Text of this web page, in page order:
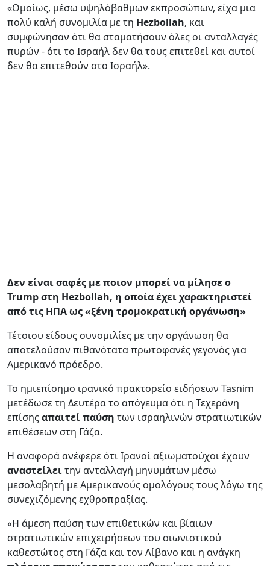
«Ομοίως, μέσω υψηλόβαθμων εκπροσώπων, είχα μια
πολύ καλή συνομιλία με τη Hezbollah, και
συμφώνησαν ότι θα σταματήσουν όλες οι ανταλλαγές
πυρών - ότι το Ισραήλ δεν θα τους επιτεθεί και αυτοί
δεν θα επιτεθούν στο Ισραήλ».
Δεν είναι σαφές με ποιον μπορεί να μίλησε ο
Trump στη Hezbollah, η οποία έχει χαρακτηριστεί
από τις ΗΠΑ ως «ξένη τρομοκρατική οργάνωση»
Τέτοιου είδους συνομιλίες με την οργάνωση θα
αποτελούσαν πιθανότατα πρωτοφανές γεγονός για
Αμερικανό πρόεδρο.
Το ημιεπίσημο ιρανικό πρακτορείο ειδήσεων Tasnim
μετέδωσε τη Δευτέρα το απόγευμα ότι η Τεχεράνη
επίσηςαπαιτεί παύση των ισραηλινών στρατιωτικών
επιθέσεων στη Γάζα.
Η αναφορά ανέφερε ότι Ιρανοί αξιωματούχοι έχουν
αναστείλειτην ανταλλαγή μηνυμάτων μέσω
μεσολαβητή με Αμερικανούς ομολόγους τους λόγω της
συνεχιζόμενης εχθροπραξίας.
«Η άμεση παύση των επιθετικών και βίαιων
στρατιωτικών επιχειρήσεων του σιωνιστικού
καθεστώτος στη Γάζα και τον Λίβανο και η ανάγκη